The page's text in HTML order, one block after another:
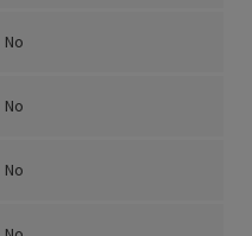
No
No
No